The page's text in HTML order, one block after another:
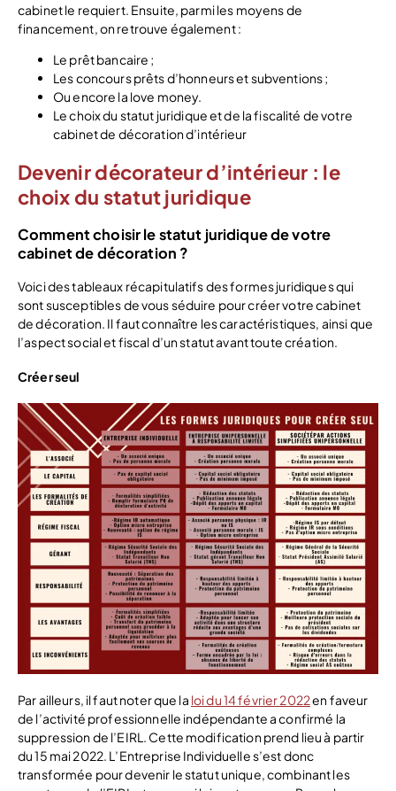
cabinet le requiert. Ensuite, parmi les moyens de
financement, on retrouve également :
Le prêt bancaire ;
Les concours prêts d’honneurs et subventions ;
Ou encore la love money.
Le choix du statut juridique et de la fiscalité de votre
cabinet de décoration d’intérieur
Devenir décorateur d’intérieur : le
choix du statut juridique
Comment choisir le statut juridique de votre
cabinet de décoration ?
Voici des tableaux récapitulatifs des formes juridiques qui
sont susceptibles de vous séduire pour créer votre cabinet
de décoration. Il faut connaître les caractéristiques, ainsi que
l’aspect social et fiscal d’un statut avant toute création.
Créer seul
Par ailleurs, il faut noter que la loi du 14 février 2022en faveur
de l’activité professionnelle indépendante a confirmé la
suppression de l’EIRL. Cette modification prend lieu à partir
du 15 mai 2022. L’Entreprise Individuelle s’est donc
transformée pour devenir le statut unique, combinant les